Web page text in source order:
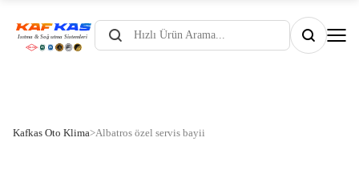
Products
search
Kafkas Oto Klima>Albatros özel servis bayii